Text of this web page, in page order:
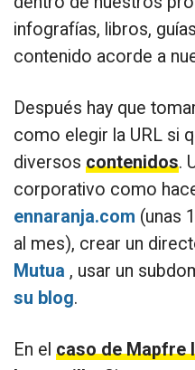
infografías, libros,
contenido acorde a
Después hay que
como elegir la URL si
diversos contenidos.
corporativo como
ennaranja.com (unas
al mes), crear un
Mutua , usar un
su blog.
En el caso de Mapfre